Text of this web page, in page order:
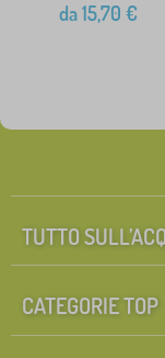
da15,70 €
TUTTO
CATEGORIE TOP